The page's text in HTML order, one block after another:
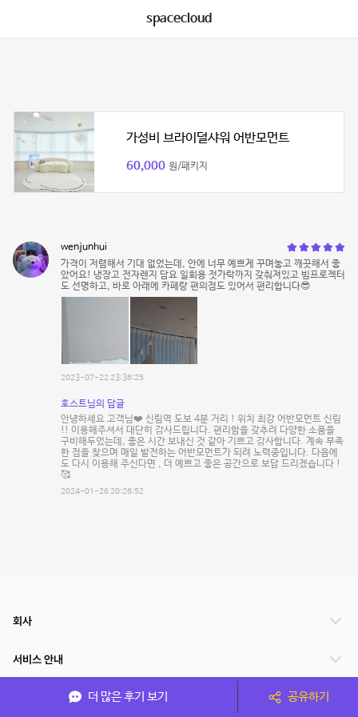
spacecloud
가성비 브라이덜샤워 어반모먼트
60,000 원/패키지
wenjunhui
가격이 저렴해서 기대 없었는데, 안에 너무 예쁘게 꾸며놓고 깨끗해서 좋
았어요! 냉장고 전자렌지 담요 일회용 젓가락까지 갖춰져있고 빔프로젝터
도 선명하고, 바로 아래에 카페랑 편의점도 있어서 편리합니다😎
2023-07-22 23:36:25
호스트님의 답글
안녕하세요 고객님❤️ 신림역 도보 4분 거리 ! 위치 최강 어반모먼트 신림
!! 이용해주셔서 대단히 감사드립니다. 편리함을 갖추려 다양한 소품을
구비해두었는데, 좋은 시간 보내신 것 같아 기쁘고 감사합니다. 계속 부족
한 점을 찾으며 매일 발전하는 어반모먼트가 되려 노력중입니다. 다음에
도 다시 이용해 주신다면 , 더 예쁘고 좋은 공간으로 보답 드리겠습니다 !
🥰
2024-01-26 20:26:52
더 많은 후기 보기 공유하기
회사
서비스 안내